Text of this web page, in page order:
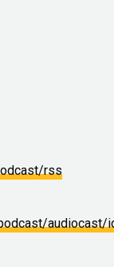
rss
audiocast/